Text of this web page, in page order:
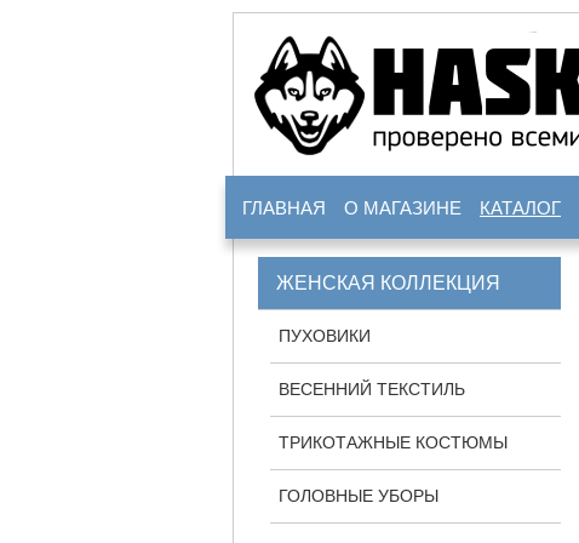
ГЛАВНАЯ О МАГАЗИНЕ КАТАЛОГ
ЖЕНСКАЯ КОЛЛЕКЦИЯ
ПУХОВИКИ
ВЕСЕННИЙ ТЕКСТИЛЬ
ТРИКОТАЖНЫЕ КОСТЮМЫ
ГОЛОВНЫЕ УБОРЫ